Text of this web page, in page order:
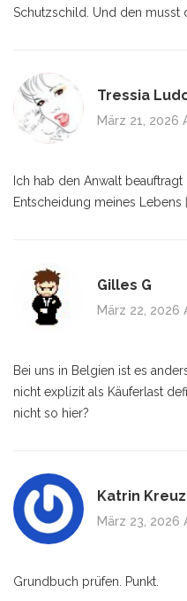
Schutzschild. Und den musst
Tressia
März 21, 2026
Ich hab den Anwalt
Entscheidung meines Lebens
Gilles G
März 22, 2026
Bei uns in Belgien ist es
nicht explizit als Käuferlast
nicht so hier?
Katrin
März 23, 2026
Grundbuch prüfen. Punkt.